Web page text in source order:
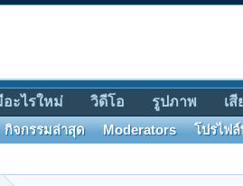
อะไรใหม่ วิดีโอ รูปภาพ เ
กิจกรรมล่าสุด Moderators โปรไฟ